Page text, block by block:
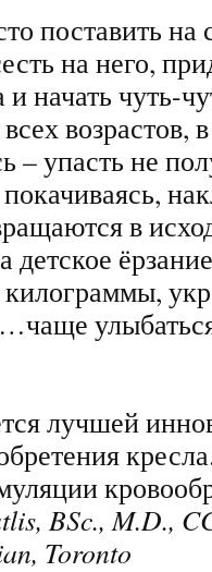
поставить на
на него,
начать чуть-
возрастов,
упасть не
в
детское
лучшей
BSc., M.D.,
Toronto